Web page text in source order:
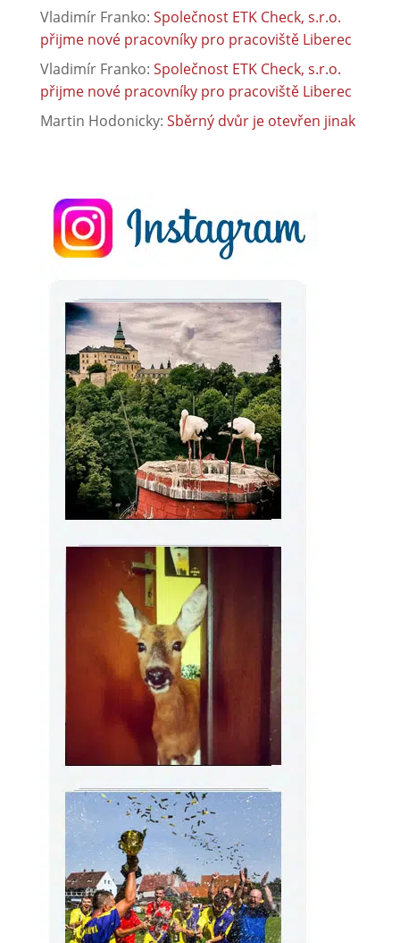
Vladimír Franko: Společnost ETK Check, s.r.o.
přijme nové pracovníky pro pracoviště Liberec
Vladimír Franko: Společnost ETK Check, s.r.o.
přijme nové pracovníky pro pracoviště Liberec
Martin Hodonicky: Sběrný dvůr je otevřen jinak